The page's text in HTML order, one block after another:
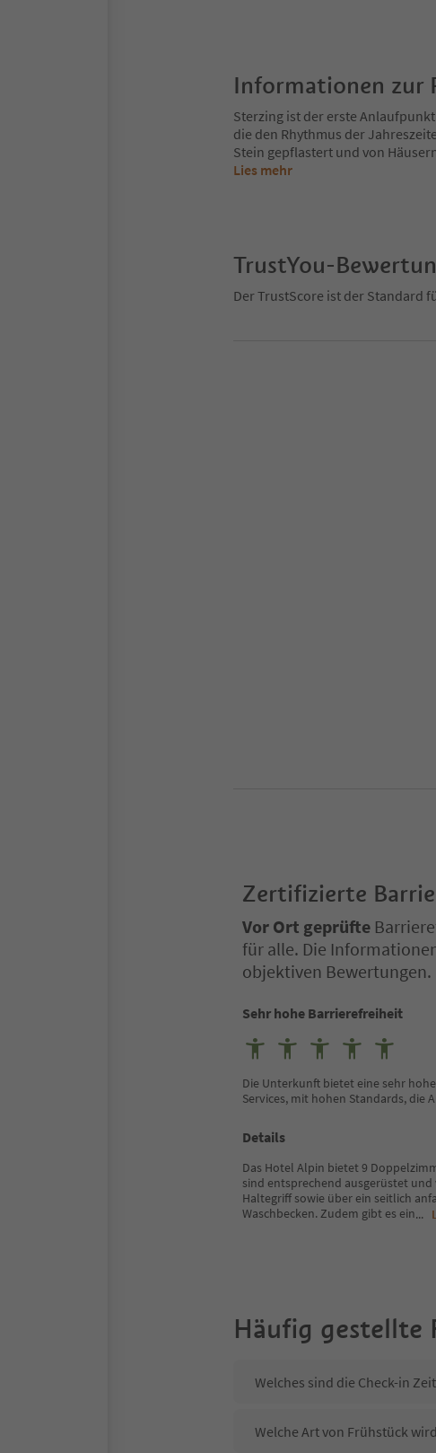
Informationen zur
Sterzing ist der erste
die den Rhythmus der
Stein gepflastert und von
Lies mehr
TrustYou-
Der TrustScore ist der Standard
Zertifizierte
Vor Ort geprüfte
für alle. Die
objektiven Bewertungen.
Sehr hohe Barrierefreiheit
Die Unterkunft bietet eine sehr
Services, mit hohen Standards,
Details
Das Hotel Alpin bietet 9
sind entsprechend ausgerüstet
Haltegriff sowie über ein seitlich
Waschbecken. Zudem gibt es ein...
Häufig gestellte
Welches sind die Check-in
Welche Art von Frühstück